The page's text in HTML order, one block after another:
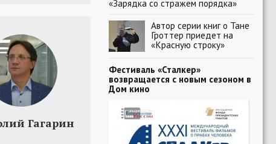
Гагарин
«Зарядка со стражем порядка»
Автор серии книг о Тане
Гроттер приедет на
«Красную строку»
Фестиваль «Сталкер»
возвращается с новым сезоном в
Дом кино